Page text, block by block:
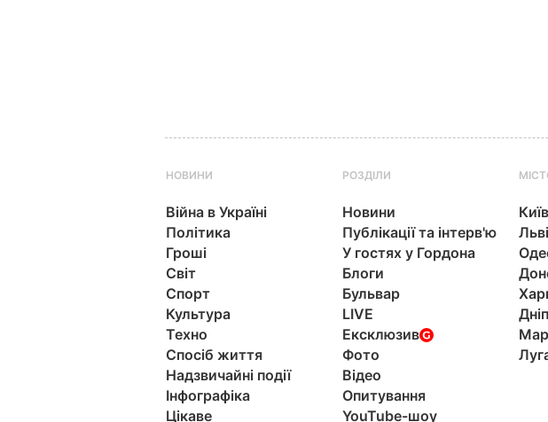
НОВИНИ
Війна в Україні
Політика
Гроші
Світ
Спорт
Культура
Техно
Спосіб життя
Надзвичайні події
Інфографіка
Цікаве
РОЗДІЛИ
Новини
Публікації та інтерв'ю
У гостях у Гордона
Блоги
Бульвар
LIVE
Ексклюзив
Фото
Відео
Опитування
YouTube-шоу
Київ